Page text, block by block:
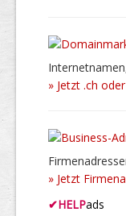
» Jetzt .ch
» Jetzt
✔HELPads